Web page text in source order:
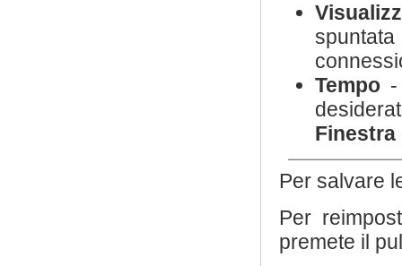
Tempo
Finestra
Per salvare
Per
premete il